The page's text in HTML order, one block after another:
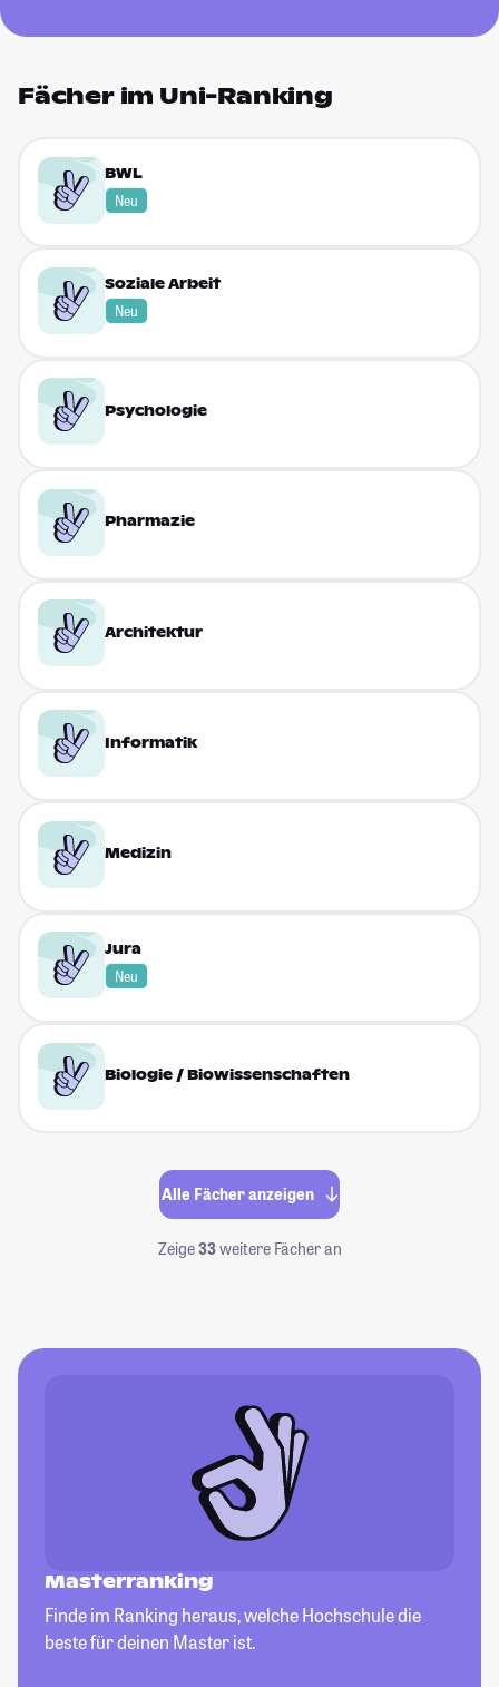
Fächer im Uni-Ranking
BWL
Neu
Soziale Arbeit
Neu
Psychologie
Pharma­zie
Architektur
Informatik
Medizin
Jura
Neu
Biologie / Biowissen­schaften
Alle Fächer anzeigen
Zeige33weitere Fächer an
Masterranking
Finde im Ranking heraus, welche Hochschule die
beste für deinen Master ist.